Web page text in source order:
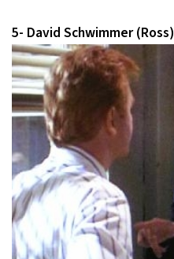
5- David Schwimmer (Ross)